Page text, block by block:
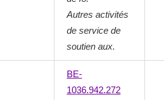
Autres activités
de service de
soutien aux.
BE-
1036.942.272